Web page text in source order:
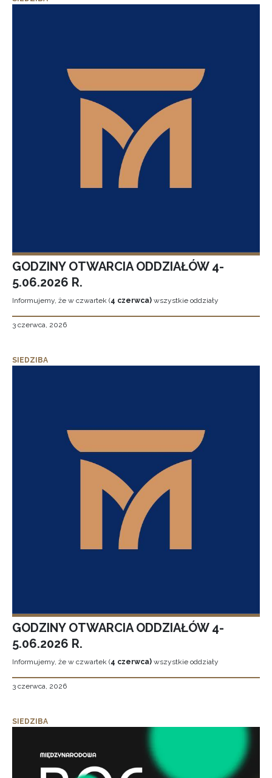
GODZINY OTWARCIA ODDZIAŁÓW 4-
5.06.2026 R.
Informujemy, że w czwartek (4 czerwca) wszystkie oddziały
3 czerwca, 2026
SIEDZIBA
GODZINY OTWARCIA ODDZIAŁÓW 4-
5.06.2026 R.
Informujemy, że w czwartek (4 czerwca) wszystkie oddziały
3 czerwca, 2026
SIEDZIBA